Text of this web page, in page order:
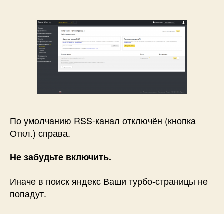
По умолчанию RSS-канал отключён (кнопка
Откл.) справа.
Не забудьте включить.
Иначе в поиск яндекс Ваши турбо-страницы не
попадут.